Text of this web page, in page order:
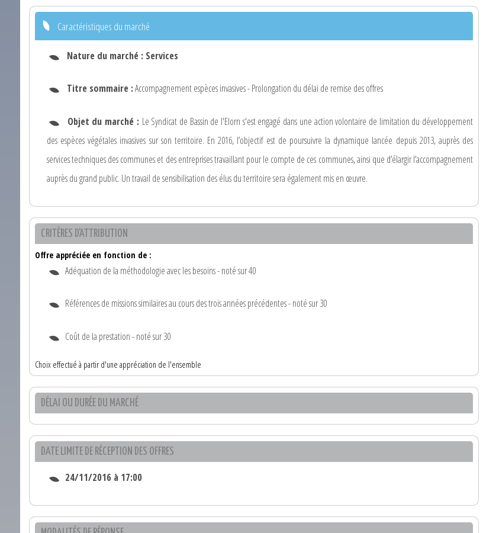
Caractéristiques du marché
Nature du marché : Services
Titre sommaire :Accompagnement espèces invasives - Prolongation du délai de remise des offres
Objet du marché : Le Syndicat de Bassin de l'Elorn s'est engagé dans une action volontaire de limitation du développement
des espèces végétales invasives sur son territoire. En 2016, l’objectif est de poursuivre la dynamique lancée depuis 2013, auprès des
services techniques des communes et des entreprises travaillant pour le compte de ces communes, ainsi que d’élargir l’accompagnement
auprès du grand public. Un travail de sensibilisation des élus du territoire sera également mis en œuvre.
CRITÈRES D'ATTRIBUTION
Offre appréciée en fonction de :
Adéquation de la méthodologie avec les besoins - noté sur 40
Références de missions similaires au cours des trois années précédentes - noté sur 30
Coût de la prestation - noté sur 30
Choix effectué à partir d'une appréciation de l'ensemble
DÉLAI OU DURÉE DU MARCHÉ
DATE LIMITE DE RÉCEPTION DES OFFRES
24/11/2016 à 17:00